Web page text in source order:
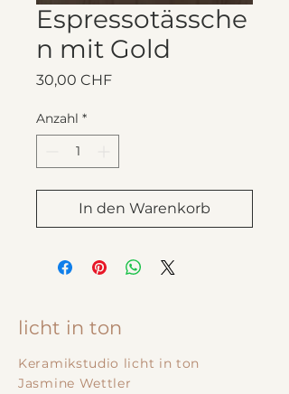
Espressotässche
n mit Gold
30,00 CHFPreis
Anzahl *
In den Warenkorb
licht in ton
Keramikstudio licht in ton
Jasmine Wettler